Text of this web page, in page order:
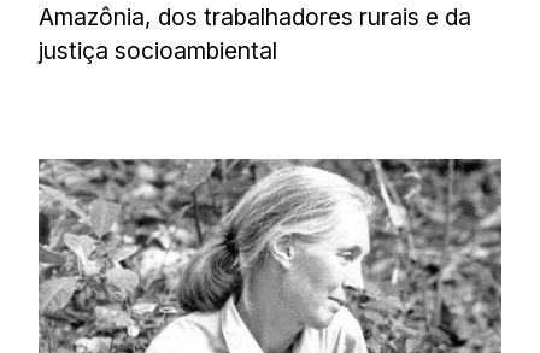
Amazônia, dos trabalhadores rurais e da
justiça socioambiental